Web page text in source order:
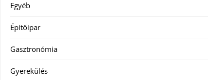
Egyéb
Építőipar
Gasztronómia
Gyerekülés